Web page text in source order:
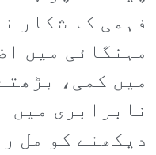
فہمی کا شکار
مہنگائی میں
میں کمی،
نابرابری میں
دیکھنے کو مل